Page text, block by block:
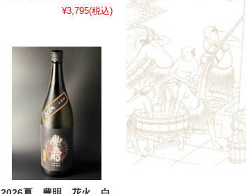
¥3,795(税込)